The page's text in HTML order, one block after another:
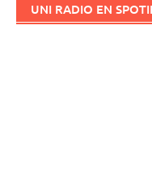
UNI RADIO EN